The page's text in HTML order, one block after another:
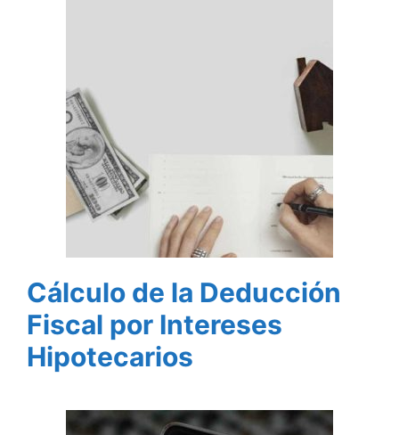
Cálculo de la Deducción
Fiscal por Intereses
Hipotecarios